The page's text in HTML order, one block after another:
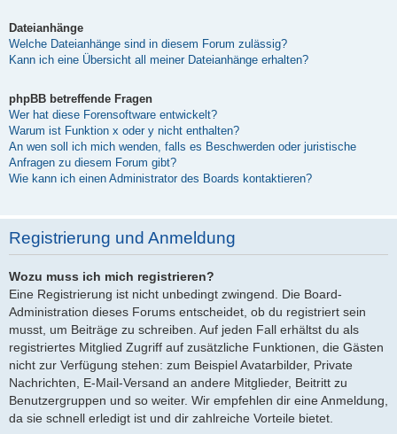
Dateianhänge
Welche Dateianhänge sind in diesem Forum zulässig?
Kann ich eine Übersicht all meiner Dateianhänge erhalten?
phpBB betreffende Fragen
Wer hat diese Forensoftware entwickelt?
Warum ist Funktion x oder y nicht enthalten?
An wen soll ich mich wenden, falls es Beschwerden oder juristische
Anfragen zu diesem Forum gibt?
Wie kann ich einen Administrator des Boards kontaktieren?
Registrierung und Anmeldung
Wozu muss ich mich registrieren?
Eine Registrierung ist nicht unbedingt zwingend. Die Board-
Administration dieses Forums entscheidet, ob du registriert sein
musst, um Beiträge zu schreiben. Auf jeden Fall erhältst du als
registriertes Mitglied Zugriff auf zusätzliche Funktionen, die Gästen
nicht zur Verfügung stehen: zum Beispiel Avatarbilder, Private
Nachrichten, E-Mail-Versand an andere Mitglieder, Beitritt zu
Benutzergruppen und so weiter. Wir empfehlen dir eine Anmeldung,
da sie schnell erledigt ist und dir zahlreiche Vorteile bietet.